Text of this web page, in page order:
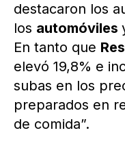
destacaron los
los automóviles
En tanto que
elevó 19,8% e
subas en los
preparados en
de comida”.